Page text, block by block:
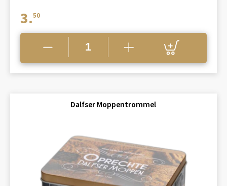
3.50
Dalfser Moppentrommel